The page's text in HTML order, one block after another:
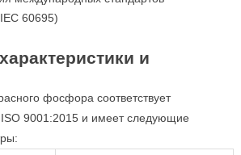
60695)
и
фосфора соответствует
ISO 9001:2015 и имеет следующие